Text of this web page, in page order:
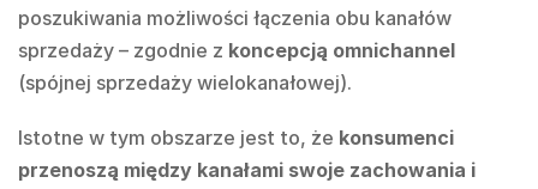
poszukiwania możliwości łączenia obu kanałów
sprzedaży – zgodnie z koncepcją omnichannel
(spójnej sprzedaży wielokanałowej).
Istotne w tym obszarze jest to, że konsumenci
przenoszą między kanałami swoje zachowania i